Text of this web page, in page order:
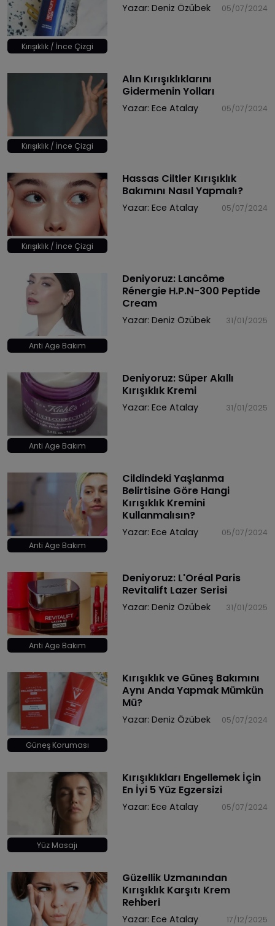
Kırışıklık / İnce Çizgi
Yazar: Deniz Özübek 05/07/2024
Kırışıklık / İnce Çizgi
Alın Kırışıklıklarını
Gidermenin Yolları
Yazar: Ece Atalay 05/07/2024
Kırışıklık / İnce Çizgi
Hassas Ciltler Kırışıklık
Bakımını Nasıl Yapmalı?
Yazar: Ece Atalay 05/07/2024
Anti Age Bakım
Deniyoruz: Lancôme
Rénergie H.P.N-300 Peptide
Cream
Yazar: Deniz Özübek 31/01/2025
Anti Age Bakım
Deniyoruz: Süper Akıllı
Kırışıklık Kremi
Yazar: Ece Atalay 31/01/2025
Anti Age Bakım
Cildindeki Yaşlanma
Belirtisine Göre Hangi
Kırışıklık Kremini
Kullanmalısın?
Yazar: Ece Atalay 05/07/2024
Anti Age Bakım
Deniyoruz: L'Oréal Paris
Revitalift Lazer Serisi
Yazar: Deniz Özübek 31/01/2025
Güneş Koruması
Kırışıklık ve Güneş Bakımını
Aynı Anda Yapmak Mümkün
Mü?
Yazar: Deniz Özübek 05/07/2024
Yüz Masajı
Kırışıklıkları Engellemek İçin
En İyi 5 Yüz Egzersizi
Yazar: Ece Atalay 05/07/2024
Güzellik Uzmanından
Kırışıklık Karşıtı Krem
Rehberi
Yazar: Ece Atalay 17/12/2025